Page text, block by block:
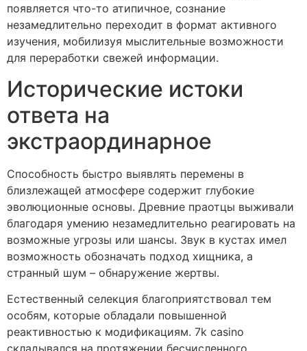
появляется что-то атипичное, сознание
незамедлительно переходит в формат активного
изучения, мобилизуя мыслительные возможности
для переработки свежей информации.
Исторические истоки
ответа на
экстраординарное
Способность быстро выявлять перемены в
близлежащей атмосфере содержит глубокие
эволюционные основы. Древние праотцы выживали
благодаря умению незамедлительно реагировать на
возможные угрозы или шансы. Звук в кустах имел
возможность обозначать подход хищника, а
странный шум – обнаружение жертвы.
Естественный селекция благоприятствовал тем
особям, которые обладали повышенной
реактивностью к модификациям. 7k casino
складывался на протяжении бесчисленного